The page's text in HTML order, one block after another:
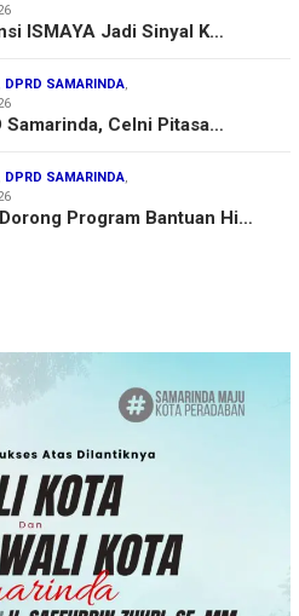
ISMAYA Jadi Sinyal K…
DPRD SAMARINDA
Samarinda, Celni Pitasa…
DPRD SAMARINDA
Program Bantuan Hi…